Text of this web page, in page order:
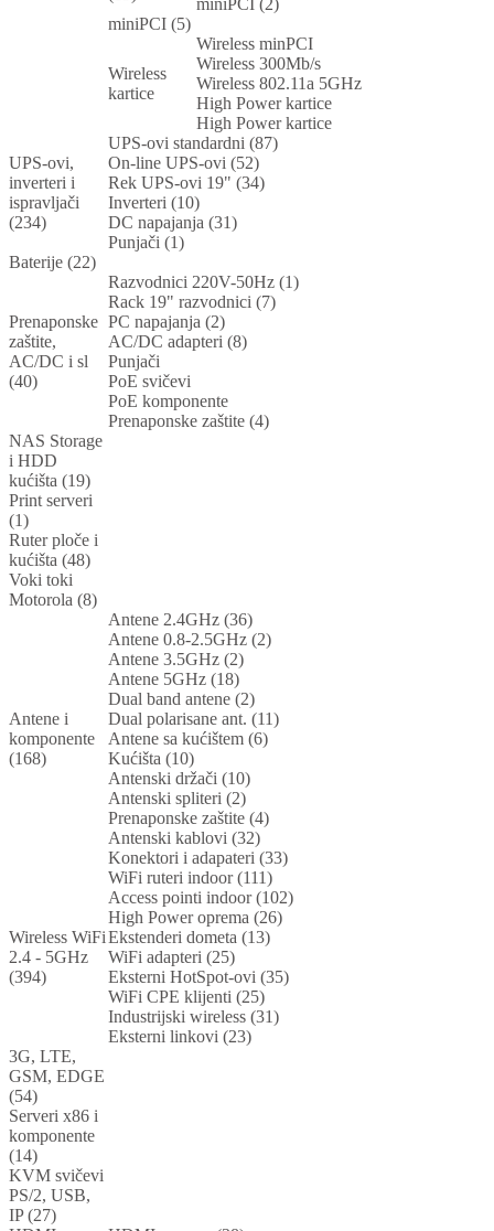
miniPCI (2)
miniPCI (5)
Wireless
kartice
Wireless minPCI
Wireless 300Mb/s
Wireless 802.11a 5GHz
High Power kartice
High Power kartice
UPS-ovi,
inverteri i
ispravljači
(234)
UPS-ovi standardni (87)
On-line UPS-ovi (52)
Rek UPS-ovi 19" (34)
Inverteri (10)
DC napajanja (31)
Punjači (1)
Baterije (22)
Prenaponske
zaštite,
AC/DC i sl
(40)
Razvodnici 220V-50Hz (1)
Rack 19" razvodnici (7)
PC napajanja (2)
AC/DC adapteri (8)
Punjači
PoE svičevi
PoE komponente
Prenaponske zaštite (4)
NAS Storage
i HDD
kućišta (19)
Print serveri
(1)
Ruter ploče i
kućišta (48)
Voki toki
Motorola (8)
Antene i
komponente
(168)
Antene 2.4GHz (36)
Antene 0.8-2.5GHz (2)
Antene 3.5GHz (2)
Antene 5GHz (18)
Dual band antene (2)
Dual polarisane ant. (11)
Antene sa kućištem (6)
Kućišta (10)
Antenski držači (10)
Antenski spliteri (2)
Prenaponske zaštite (4)
Antenski kablovi (32)
Konektori i adapateri (33)
Wireless WiFi
2.4 - 5GHz
(394)
WiFi ruteri indoor (111)
Access pointi indoor (102)
High Power oprema (26)
Ekstenderi dometa (13)
WiFi adapteri (25)
Eksterni HotSpot-ovi (35)
WiFi CPE klijenti (25)
Industrijski wireless (31)
Eksterni linkovi (23)
3G, LTE,
GSM, EDGE
(54)
Serveri x86 i
komponente
(14)
KVM svičevi
PS/2, USB,
IP (27)